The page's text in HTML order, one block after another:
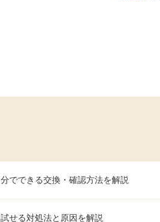
でできる交換・確認方法を解説
せる対処法と原因を解説